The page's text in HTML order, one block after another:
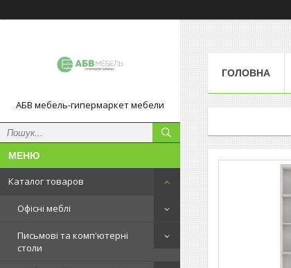
АБВ мебель-гипермаркет мебели
Каталог товаров
Офісні меблі
Письмові та комп'ютерні
столи
ГОЛОВНА